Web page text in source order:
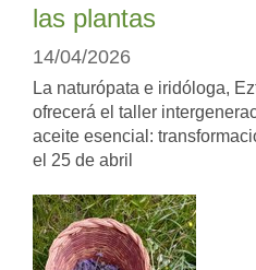
las plantas
14/04/2026
La naturópata e iridóloga,
ofrecerá el taller
aceite esencial:
el 25 de abril